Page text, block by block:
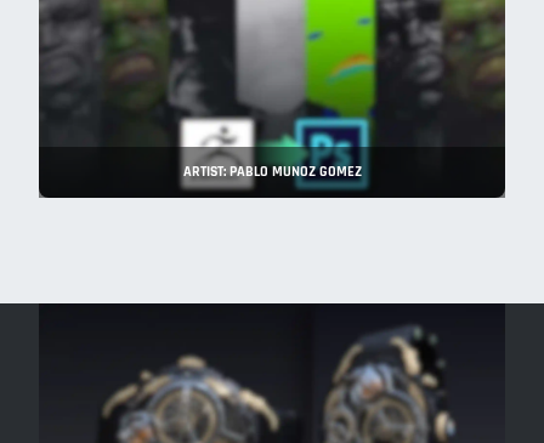
ARTIST: PABLO MUNOZ GOMEZ